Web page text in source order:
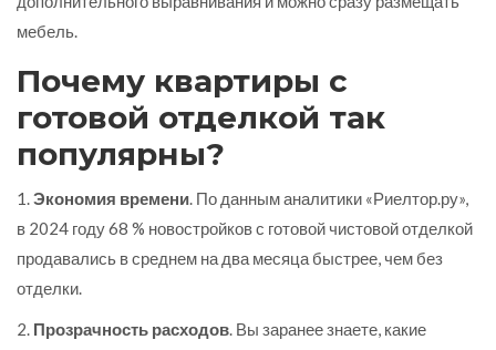
мебель.
Почему квартиры с
готовой отделкой так
популярны?
1.Экономия времени. По данным аналитики «Риелтор.ру»,
в 2024 году 68 % новостройков с готовой чистовой отделкой
продавались в среднем на два месяца быстрее, чем без
отделки.
2. Прозрачность расходов. Вы заранее знаете, какие